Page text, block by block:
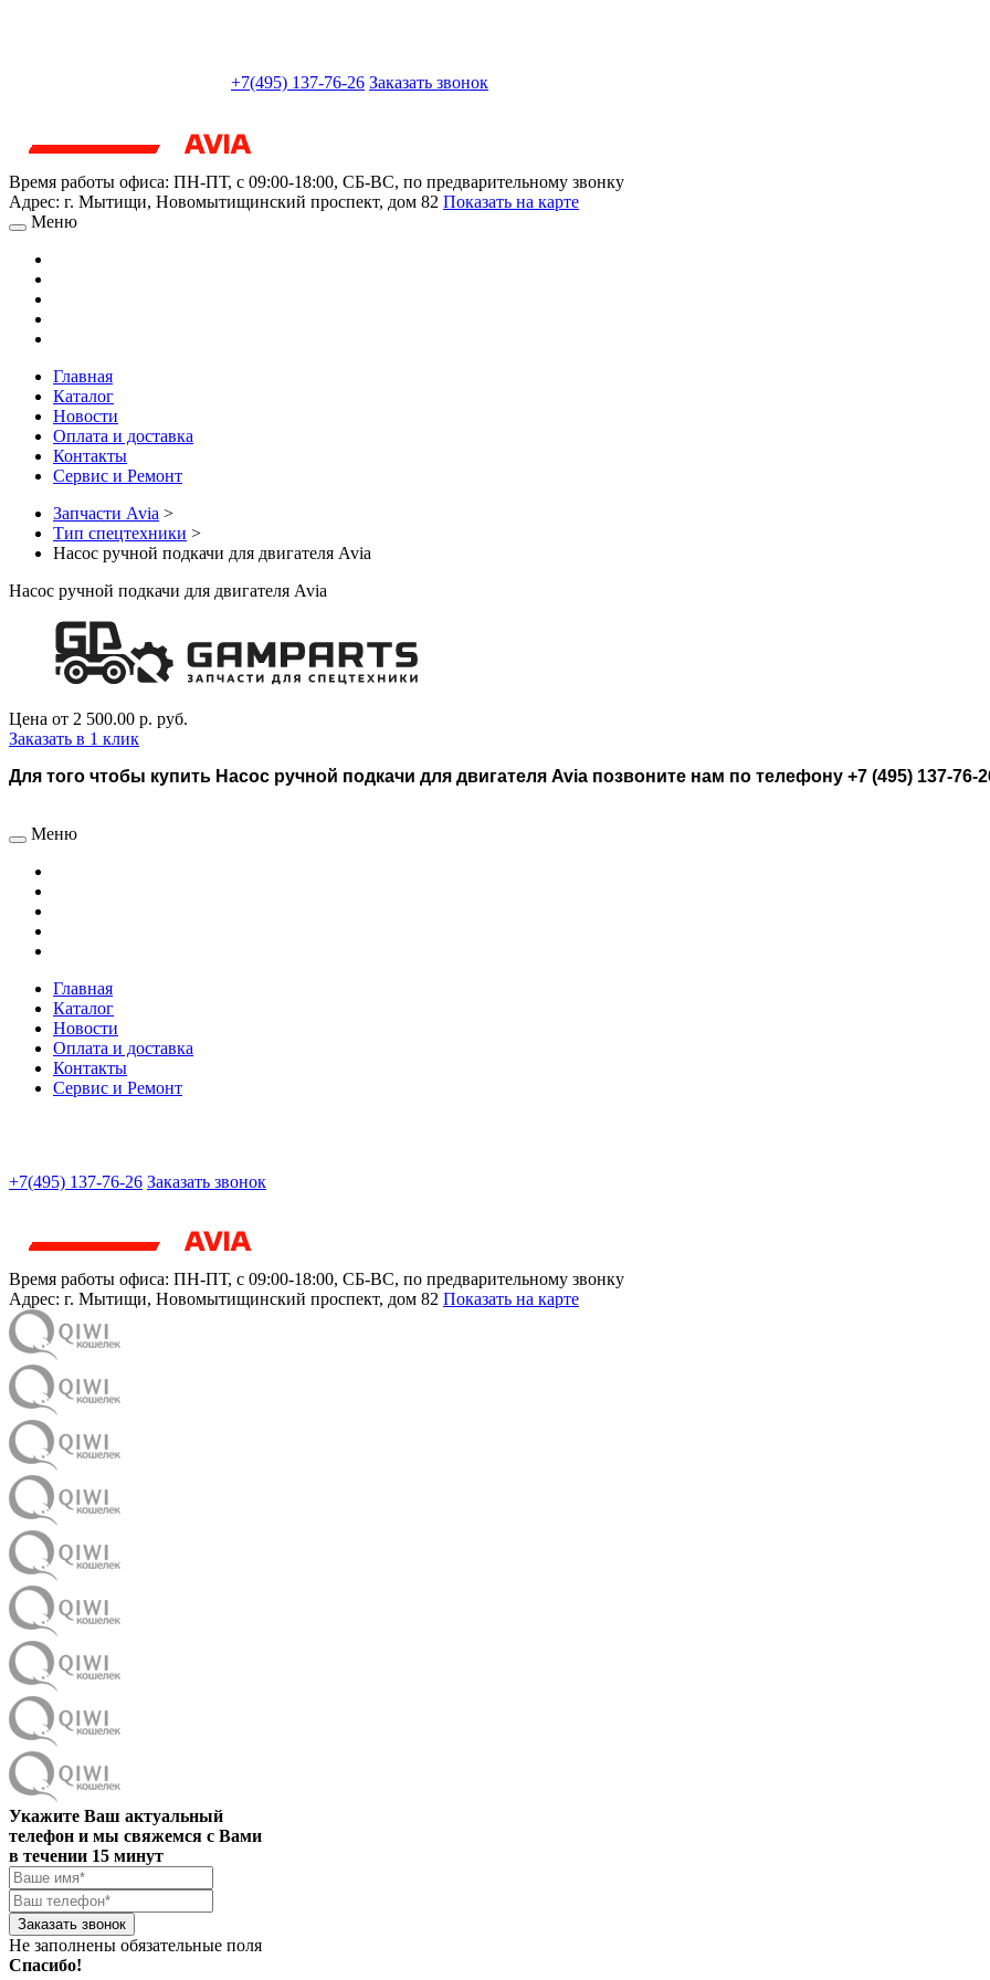
+7(495) 137-76-26 Заказать звонок
Время работы офиса: ПН-ПТ, с 09:00-18:00, СБ-ВС, по предварительному звонку
Адрес: г. Мытищи, Новомытищинский проспект, дом 82 Показать на карте
Меню
Главная
Каталог
Новости
Оплата и доставка
Контакты
Сервис и Ремонт
Запчасти Avia >
Тип спецтехники >
Насос ручной подкачи для двигателя Avia
Насос ручной подкачи для двигателя Avia
Цена от 2 500.00 р. руб.
Заказать в 1 клик
Для того чтобы купить Насос ручной подкачи для двигателя Avia позвоните нам по телефону +7 (495) 137-76-
Меню
Главная
Каталог
Новости
Оплата и доставка
Контакты
Сервис и Ремонт
+7(495) 137-76-26 Заказать звонок
Время работы офиса: ПН-ПТ, с 09:00-18:00, СБ-ВС, по предварительному звонку
Адрес: г. Мытищи, Новомытищинский проспект, дом 82 Показать на карте
Укажите Ваш актуальный
телефон и мы свяжемся с Вами
в течении 15 минут
Заказать звонок
Не заполнены обязательные поля
Спасибо!